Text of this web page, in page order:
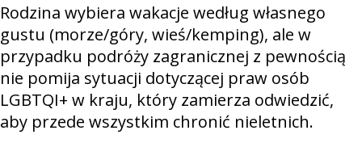
Rodzina wybiera wakacje według własnego
gustu (morze/góry, wieś/kemping), ale w
przypadku podróży zagranicznej z pewnością
nie pomija sytuacji dotyczącej praw osób
LGBTQI+ w kraju, który zamierza odwiedzić,
aby przede wszystkim chronić nieletnich.